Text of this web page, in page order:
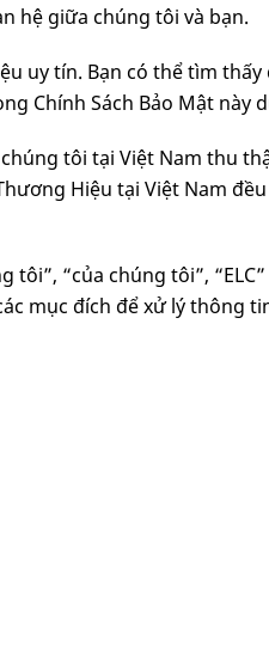
hệ giữa chúng tôi và bạn.
uy tín. Bạn có thể tìm
Chính Sách Bảo Mật này
tôi tại Việt Nam thu
Hiệu tại Việt Nam
“của chúng tôi”,
mục đích để xử lý thông